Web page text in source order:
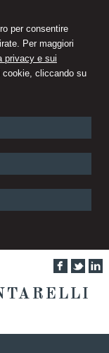
per consentire
Per maggiori
privacy e sui
cookie, cliccando su